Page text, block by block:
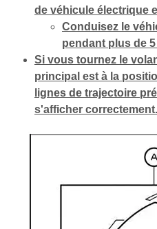
de véhicule électrique
Conduisez le
pendant plus de
Si vous tournez le
principal est à la
lignes de trajectoire
s'afficher correctement.